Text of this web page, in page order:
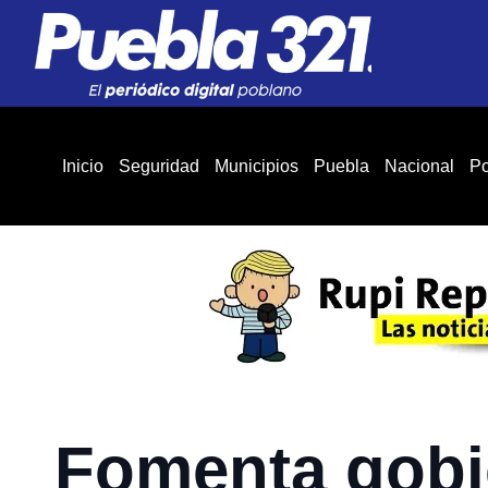
Inicio Seguridad Municipios Puebla Nacional
Fomenta